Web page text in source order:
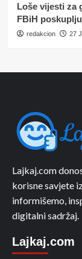
Loše vijesti za
FBiH
redakcion 27
Lajkaj.com
korisne savjete
informišemo,
digitalni sadržaj.
Lajkaj.com